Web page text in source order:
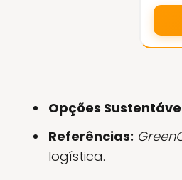
Opções
Referências:
logística.